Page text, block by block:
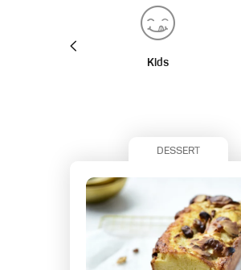
Kids
DESSERT